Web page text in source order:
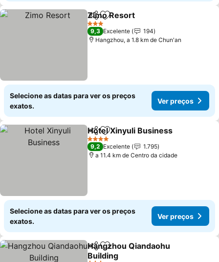
PartilharAdicionar aos favoritos
Zimo Resort
3 Estrelas
9,3 Excelente
194
Hangzhou, a 1.8 km de Chun'an
Selecione as datas para ver os preços
exatos.
Ver preços
PartilharAdicionar aos favoritos
Hotel Xinyuli Business
4 Estrelas
9,2 Excelente
1.795
a 11.4 km de Centro da cidade
Selecione as datas para ver os preços
exatos.
Ver preços
PartilharAdicionar aos favoritos
Hangzhou Qiandaohu
Building